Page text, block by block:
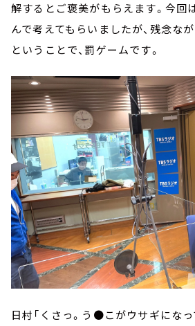
解するとご褒美がもらえます。今回
んで考えてもらいましたが、残念な
ということで、罰ゲームです。
日村「くさっ。う●こがウサギになっ